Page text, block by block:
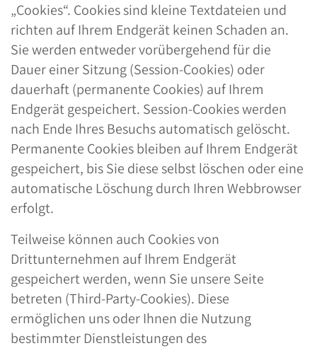
„Cookies“. Cookies sind kleine Textdateien und
richten auf Ihrem Endgerät keinen Schaden an.
Sie werden entweder vorübergehend für die
Dauer einer Sitzung (Session-Cookies) oder
dauerhaft (permanente Cookies) auf Ihrem
Endgerät gespeichert. Session-Cookies werden
nach Ende Ihres Besuchs automatisch gelöscht.
Permanente Cookies bleiben auf Ihrem Endgerät
gespeichert, bis Sie diese selbst löschen oder eine
automatische Löschung durch Ihren Webbrowser
erfolgt.
Teilweise können auch Cookies von
Drittunternehmen auf Ihrem Endgerät
gespeichert werden, wenn Sie unsere Seite
betreten (Third-Party-Cookies). Diese
ermöglichen uns oder Ihnen die Nutzung
bestimmter Dienstleistungen des